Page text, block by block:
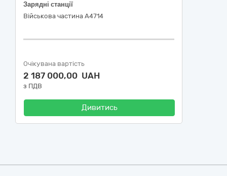
Зарядні станції
Військова частина А4714
Очікувана вартість
2 187 000,00 UAH
з ПДВ
Дивитись